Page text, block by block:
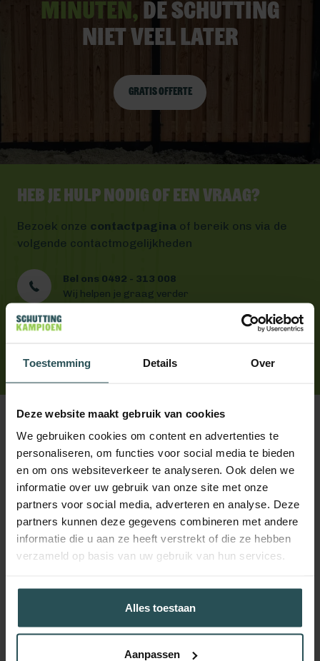
Toestemming Details Over
Deze website maakt gebruik van cookies
We gebruiken cookies om content en advertenties te
personaliseren, om functies voor social media te bieden
en om ons websiteverkeer te analyseren. Ook delen we
informatie over uw gebruik van onze site met onze
partners voor social media, adverteren en analyse. Deze
partners kunnen deze gegevens combineren met andere
informatie die u aan ze heeft verstrekt of die ze hebben
verzameld op basis van uw gebruik van hun services.
Alles toestaan
Aanpassen
minuten, De schutting
niet veel later
Gratis offerte
Heb je hulp nodig of een vraag?
Bezoek onze contactpagina of bereik ons via de
volgende contactmogelijkheden
Bel ons 0492 - 313 008
Wij helpen je graag verder
Handig toch?
Volg ons!
Hout beton schutting plaatsen Vught
Hout beton schutting plaatsen Den Bosch
Hout beton schutting plaatsen Uden
Schutting Noord-Brabant